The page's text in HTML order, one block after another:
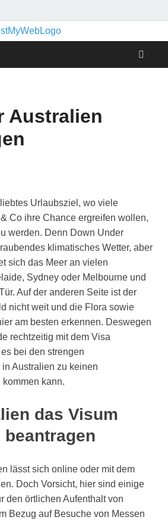
Reise
Tipps
Urlaub, Ferien, Flüge,
Australien
Urlaubsziel, wo viele
Co ihre Chance ergreifen wollen,
werden. Denn Down Under
klimatisches Wetter, aber
sich das Meer an vielen
Sydney oder Melbourne und
Auf der anderen Seite ist der
nicht weit und die Flora sowie
am besten erkennen. Deswegen
rechtzeitig mit dem Visa
bei den strengen
Australien zu keinen
kann.
das Visum
lässt sich online oder mit dem
Doch Vorsicht, hier sind einige
den örtlichen Aufenthalt von
Bezug auf Besuche von Messen